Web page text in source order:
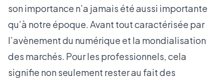
son importance n’a jamais été aussi importante
qu’à notre époque. Avant tout caractérisée par
l’avènement du numérique et la mondialisation
des marchés. Pour les professionnels, cela
signifie non seulement rester au fait des